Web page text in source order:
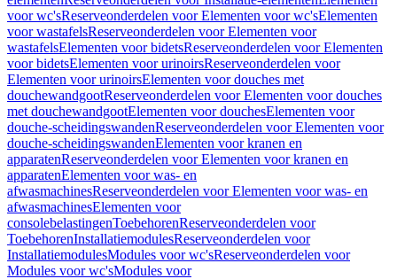
voor wc'sReserveonderdelen voor Elementen voor wc'sElementen
voor wastafelsReserveonderdelen voor Elementen voor
wastafelsElementen voor bidetsReserveonderdelen voor Elementen
voor bidetsElementen voor urinoirsReserveonderdelen voor
Elementen voor urinoirsElementen voor douches met
douchewandgootReserveonderdelen voor Elementen voor douches
met douchewandgootElementen voor douchesElementen voor
douche-scheidingswandenReserveonderdelen voor Elementen voor
douche-scheidingswandenElementen voor kranen en
apparatenReserveonderdelen voor Elementen voor kranen en
apparatenElementen voor was- en
afwasmachinesReserveonderdelen voor Elementen voor was- en
afwasmachinesElementen voor
consolebelastingenToebehorenReserveonderdelen voor
ToebehorenInstallatiemodulesReserveonderdelen voor
InstallatiemodulesModules voor wc'sReserveonderdelen voor
Modules voor wc'sModules voor